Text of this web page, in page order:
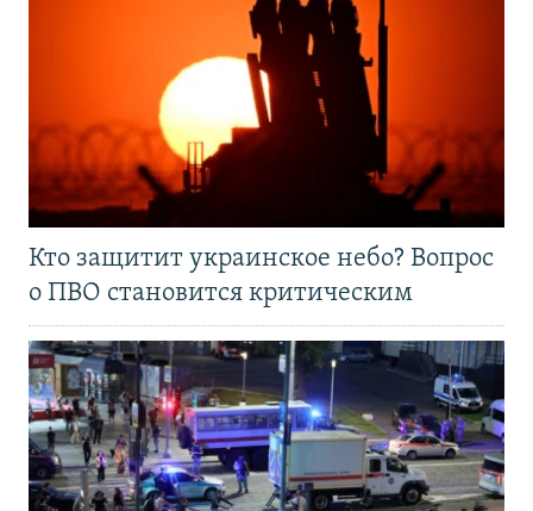
Кто защитит украинское небо? Вопрос
о ПВО становится критическим